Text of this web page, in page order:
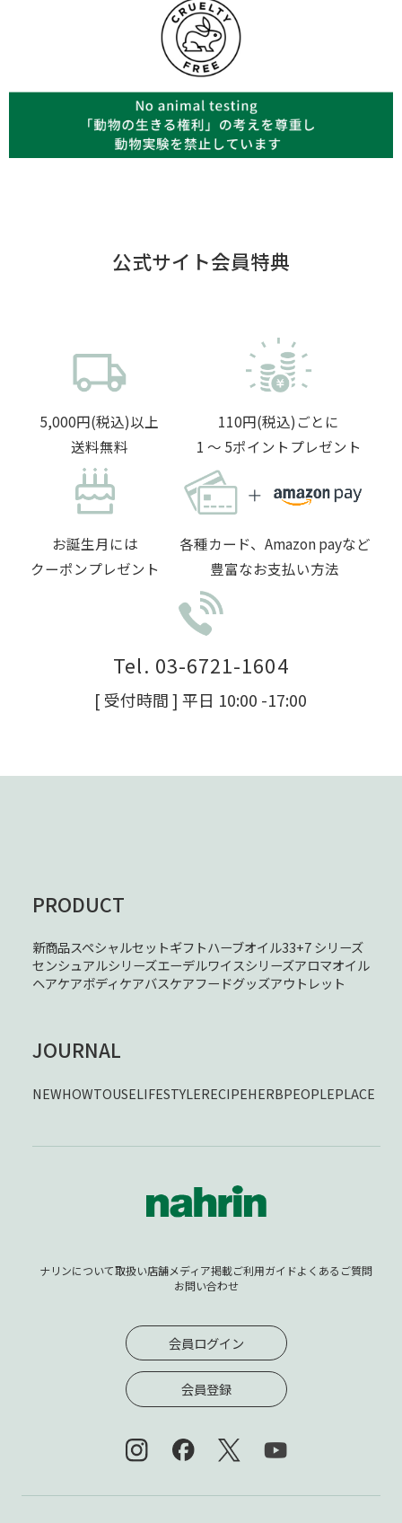
公式サイト会員特典
5,000円(税込)以上
送料無料
110円(税込)ごとに
1 〜 5ポイントプレゼント
お誕生月には
クーポンプレゼント
各種カード、Amazon payなど
豊富なお支払い方法
Tel. 03-6721-1604
[ 受付時間 ] 平日 10:00 -17:00
PRODUCT
新商品スペシャルセットギフトハーブオイル33+7 シリーズ
センシュアルシリーズエーデルワイスシリーズアロマオイル
ヘアケアボディケアバスケアフードグッズアウトレット
JOURNAL
NEWHOWTOUSELIFESTYLERECIPEHERBPEOPLEPLACE
ナリンについて取扱い店舗メディア掲載ご利用ガイドよくあるご質問
お問い合わせ
会員ログイン
会員登録